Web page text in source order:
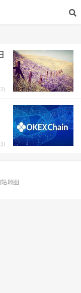
2)
3)
站地图